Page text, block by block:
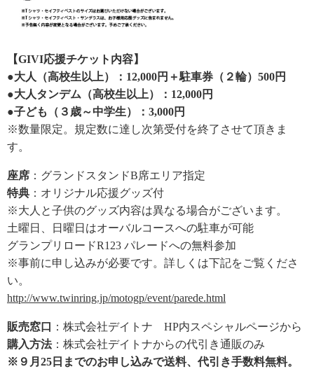
【GIVI応援チケット内容】
●大人（高校生以上）：12,000円＋駐車券（２輪）500円
●大人タンデム（高校生以上）：12,000円
●子ども（３歳～中学生）：3,000円
※数量限定。規定数に達し次第受付を終了させて頂きま
す。
座席 ：グランドスタンドB席エリア指定
特典 ：オリジナル応援グッズ付
※大人と子供のグッズ内容は異なる場合がございます。
土曜日、日曜日はオーバルコースへの駐車が可能
グランプリロードR123 パレードへの無料参加
※事前に申し込みが必要です。詳しくは下記をご覧くださ
い。
http://www.twinring.jp/motogp/event/parede.html
販売窓口
：株式会社デイトナ HP内スペシャルページから
購入方法：株式会社デイトナからの代引き通販のみ
※９月25日までのお申し込みで送料、代引き手数料無料。